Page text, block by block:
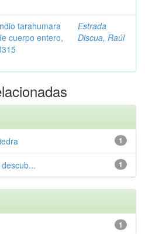
tarahumara
cuerpo entero,
Estrada
Discua, Raúl
1
1
1